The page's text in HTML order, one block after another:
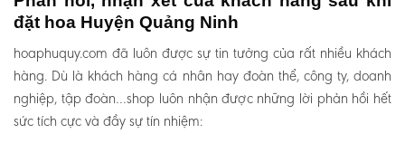
đặt hoa Huyện Quảng Ninh
hoaphuquy.com đã luôn được sự tin tưởng của rất nhiều khách
hàng. Dù là khách hàng cá nhân hay đoàn thể, công ty, doanh
nghiệp, tập đoàn…shop luôn nhận được những lời phản hồi hết
sức tích cực và đầy sự tín nhiệm: